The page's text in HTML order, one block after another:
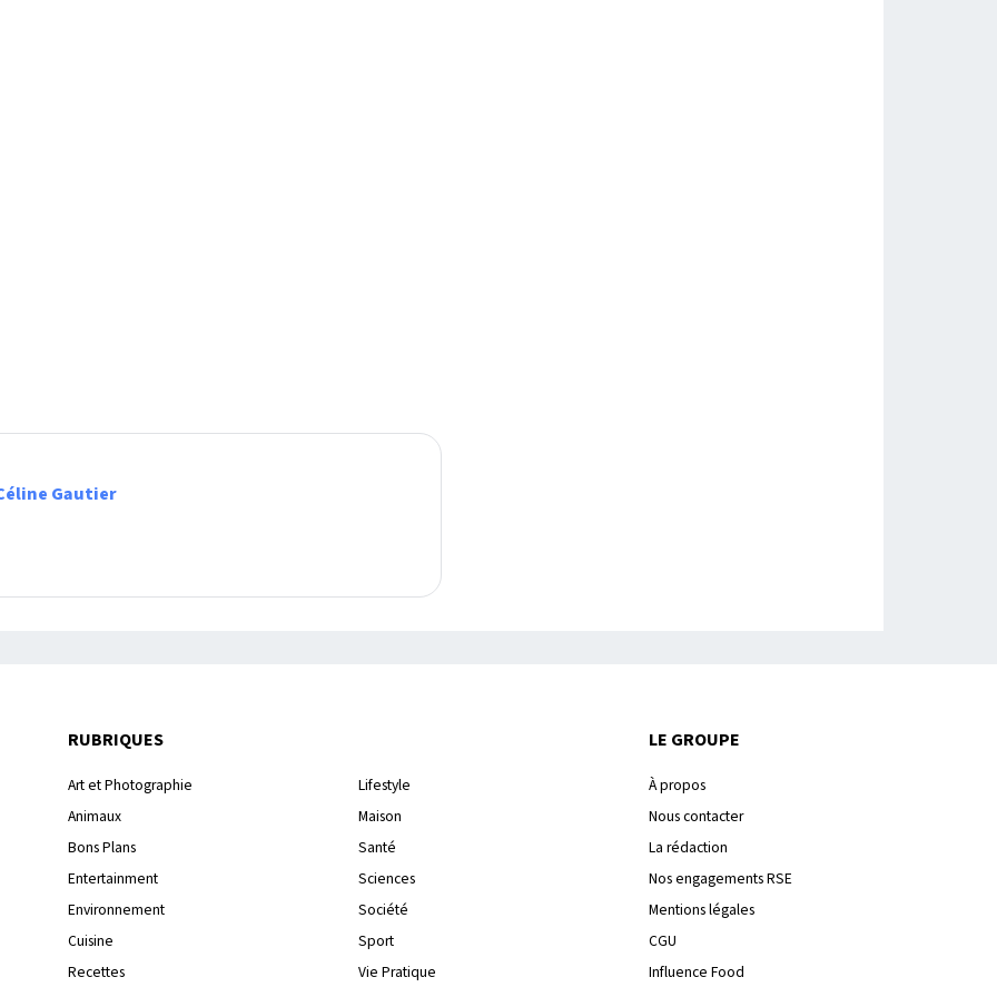
Gautier
RUBRIQUES
Art et Photographie
Animaux
Bons Plans
Entertainment
Environnement
Cuisine
Recettes
Lifestyle
Maison
Santé
Sciences
Société
Sport
Vie Pratique
LE GROUPE
À propos
Nous contacter
La rédaction
Nos engagements RSE
Mentions légales
CGU
Influence Food